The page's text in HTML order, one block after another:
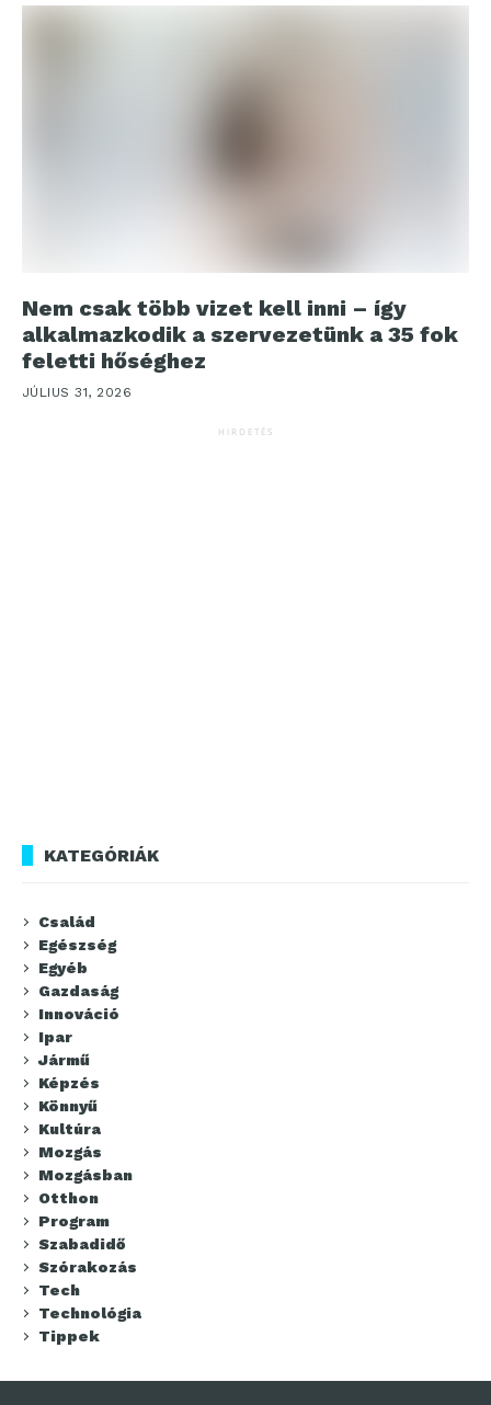
Nem csak több vizet kell inni – így
alkalmazkodik a szervezetünk a 35 fok
feletti hőséghez
JÚLIUS 31, 2026
HIRDETÉS
KATEGÓRIÁK
Család
Egészség
Egyéb
Gazdaság
Innováció
Ipar
Jármű
Képzés
Könnyű
Kultúra
Mozgás
Mozgásban
Otthon
Program
Szabadidő
Szórakozás
Tech
Technológia
Tippek